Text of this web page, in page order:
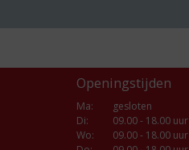
Openingstijden
Ma:
gesloten
Di:
09.00 - 18.00 uur
Wo:
09.00 - 18.00 uur